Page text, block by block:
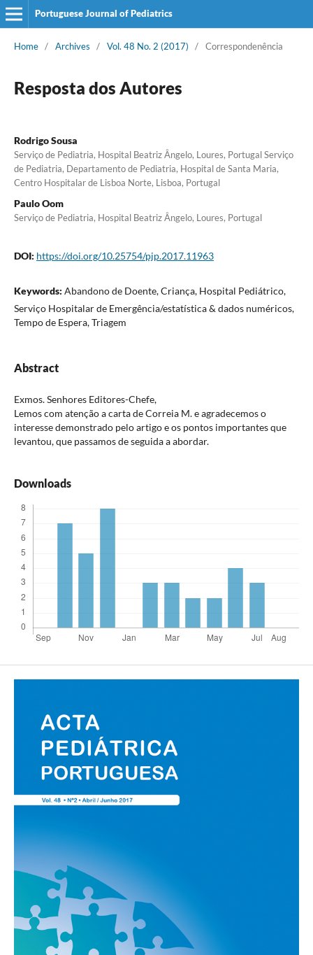
Portuguese Journal of Pediatrics
Home / Archives / Vol. 48 No. 2 (2017) / Correspondenência
Resposta dos Autores
Rodrigo Sousa
Serviço de Pediatria, Hospital Beatriz Ângelo, Loures, Portugal Serviço
de Pediatria, Departamento de Pediatria, Hospital de Santa Maria,
Centro Hospitalar de Lisboa Norte, Lisboa, Portugal
Paulo Oom
Serviço de Pediatria, Hospital Beatriz Ângelo, Loures, Portugal
DOI: https://doi.org/10.25754/pjp.2017.11963
Keywords: Abandono de Doente, Criança, Hospital Pediátrico,
Serviço Hospitalar de Emergência/estatística & dados numéricos,
Tempo de Espera, Triagem
Abstract
Exmos. Senhores Editores-Chefe,
Lemos com atenção a carta de Correia M. e agradecemos o
interesse demonstrado pelo artigo e os pontos importantes que
levantou, que passamos de seguida a abordar.
Downloads